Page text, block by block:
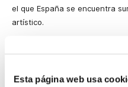
Esta página web usa
el que España se encuentra
artístico.
se encontraba en la